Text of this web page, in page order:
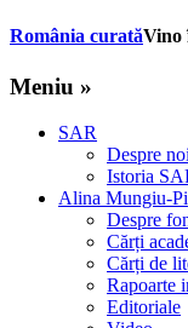
România curatăVino
Meniu »
SAR
Despre noi
Istoria
Alina Mungiu-
Despre
Cărți
Cărți de
Rapoarte
Editoriale